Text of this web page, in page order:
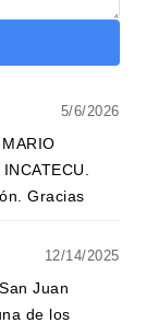
5/6/2026
Gracias
12/14/2025
Juan
de los